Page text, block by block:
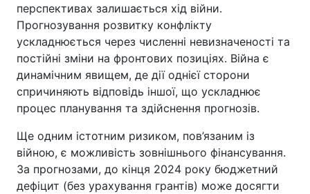
перспективах залишається хід війни.
Прогнозування розвитку конфлікту
ускладнюється через численні невизначеності та
постійні зміни на фронтових позиціях. Війна є
динамічним явищем, де дії однієї сторони
спричиняють відповідь іншої, що ускладнює
процес планування та здійснення прогнозів.
Ще одним істотним ризиком, пов’язаним із
війною, є можливість зовнішнього фінансування.
За прогнозами, до кінця 2024 року бюджетний
дефіцит (без урахування грантів) може досягти